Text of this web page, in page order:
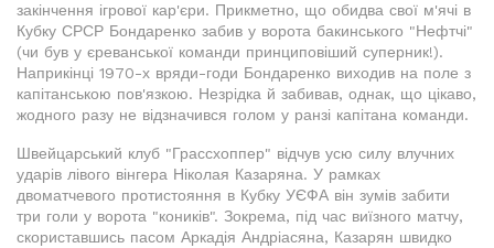
закінчення ігрової кар'єри. Прикметно, що обидва свої м'ячі в
Кубку СРСР Бондаренко забив у ворота бакинського "Нефтчі"
(чи був у єреванської команди принциповіший суперник!).
Наприкінці 1970-х вряди-годи Бондаренко виходив на поле з
капітанською пов'язкою. Незрідка й забивав, однак, що цікаво,
жодного разу не відзначився голом у ранзі капітана команди.
Швейцарський клуб "Грассхоппер" відчув усю силу влучних
ударів лівого вінгера Ніколая Казаряна. У рамках
двоматчевого протистояння в Кубку УЄФА він зумів забити
три голи у ворота "коників". Зокрема, під час виїзного матчу,
скориставшись пасом Аркадія Андріасяна, Казарян швидко